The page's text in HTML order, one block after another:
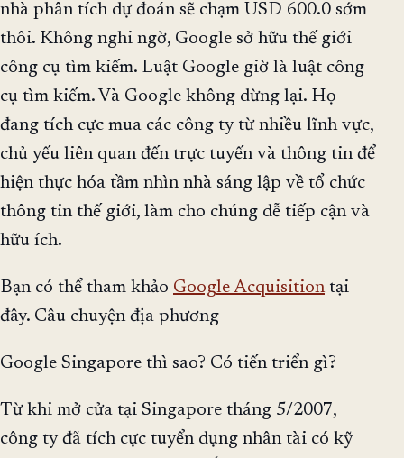
nhà phân tích dự đoán sẽ chạm USD 600.0 sớm
thôi. Không nghi ngờ, Google sở hữu thế giới
công cụ tìm kiếm. Luật Google giờ là luật công
cụ tìm kiếm. Và Google không dừng lại. Họ
đang tích cực mua các công ty từ nhiều lĩnh vực,
chủ yếu liên quan đến trực tuyến và thông tin để
hiện thực hóa tầm nhìn nhà sáng lập về tổ chức
thông tin thế giới, làm cho chúng dễ tiếp cận và
hữu ích.
Bạn có thể tham khảo Google Acquisitiontại
đây. Câu chuyện địa phương
Google Singapore thì sao? Có tiến triển gì?
Từ khi mở cửa tại Singapore tháng 5/2007,
công ty đã tích cực tuyển dụng nhân tài có kỹ